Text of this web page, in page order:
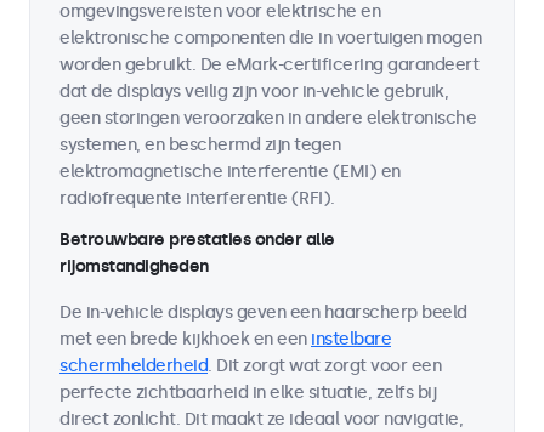
omgevingsvereisten voor elektrische en
elektronische componenten die in voertuigen mogen
worden gebruikt. De eMark-certificering garandeert
dat de displays veilig zijn voor in-vehicle gebruik,
geen storingen veroorzaken in andere elektronische
systemen, en beschermd zijn tegen
elektromagnetische interferentie (EMI) en
radiofrequente interferentie (RFI).
Betrouwbare prestaties onder alle
rijomstandigheden
De in-vehicle displays geven een haarscherp beeld
met een brede kijkhoek en een instelbare
schermhelderheid. Dit zorgt wat zorgt voor een
perfecte zichtbaarheid in elke situatie, zelfs bij
direct zonlicht. Dit maakt ze ideaal voor navigatie,